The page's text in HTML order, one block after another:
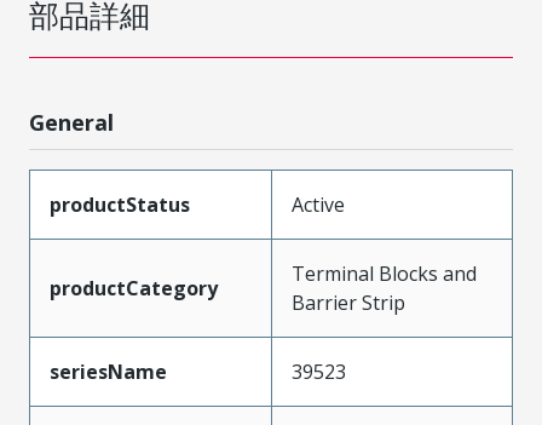
部品詳細
General
productStatus Active
productCategory
Terminal Blocks and
Barrier Strip
seriesName 39523